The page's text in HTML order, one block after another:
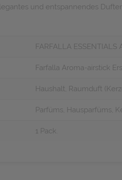
und entspannendes
FARFALLA ESSENTIALS
Farfalla Aroma-airstick
Haushalt, Raumduft
Parfüms, Hausparfüms,
1 Pack.